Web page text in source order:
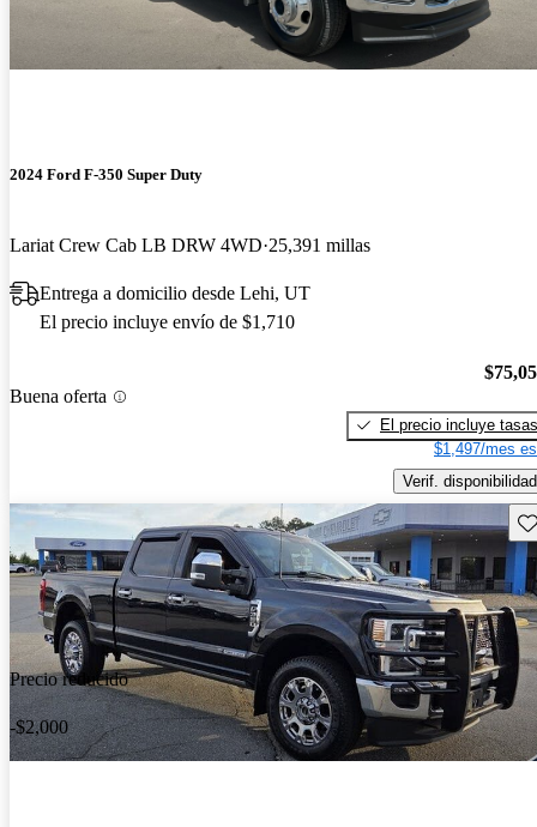
2024 Ford F-350 Super Duty
Lariat Crew Cab LB DRW 4WD 25,391 millas
Entrega a domicilio desde Lehi, UT
El precio incluye envío de $1,710
Buena oferta
El precio incluye tasas
$1,497/mes
Verif. disponibilidad
Precio reducido
-$2,000